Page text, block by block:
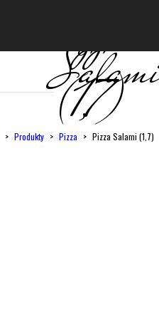
Pizza
(1,7)
> Produkty > Pizza > Pizza Salami (1,7)